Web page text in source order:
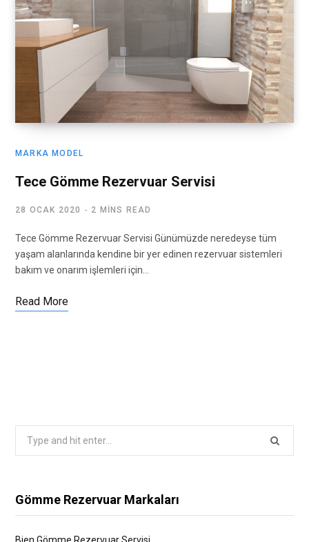
MARKA MODEL
Tece Gömme Rezervuar Servisi
28 OCAK 2020 2 MINS READ
Tece Gömme Rezervuar Servisi Günümüzde neredeyse tüm
yaşam alanlarında kendine bir yer edinen rezervuar sistemleri
bakım ve onarım işlemleri için…
Read More
Gömme Rezervuar Markaları